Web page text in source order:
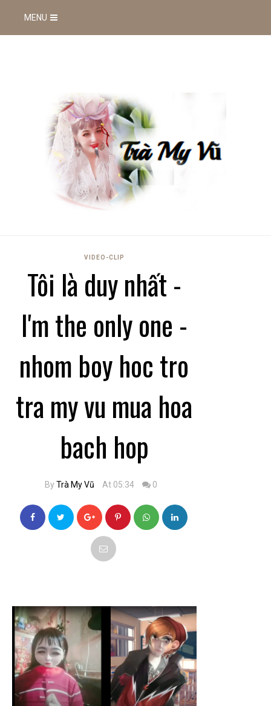
MENU
VIDEO-CLIP
Tôi là duy nhất -
I'm the only one -
nhom boy hoc tro
tra my vu mua hoa
bach hop
ByTrà My Vũ At 05:34 0